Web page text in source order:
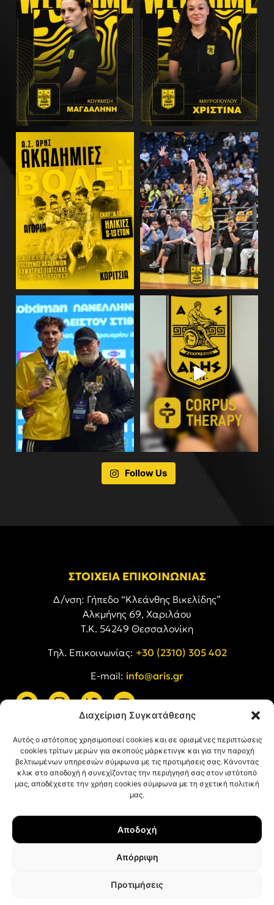
Διαχείριση Συγκατάθεσης
Αυτός ο ιστότοπος χρησιμοποιεί cookies και σε ορισμένες περιπτώσεις
cookies τρίτων μερών για σκοπούς μάρκετινγκ και για την παροχή
βελτιωμένων υπηρεσιών σύμφωνα με τις προτιμήσεις σας. Κάνοντας
κλικ στο αποδοχή ή συνεχίζοντας την περιήγησή σας στον ιστότοπό
μας, αποδέχεστε την χρήση cookies σύμφωνα με τη σχετική πολιτική
μας.
Αποδοχή
Απόρριψη
Προτιμήσεις
Follow Us
ΣΤΟΙΧΕΙΑ ΕΠΙΚΟΙΝΩΝΙΑΣ
Δ/νση: Γήπεδο “Κλεάνθης Βικελίδης”
Αλκμήνης 69, Χαριλάου
Τ.Κ. 54249 Θεσσαλονίκη
Tηλ. Επικοινωνίας: +30 (2310) 305 402
E-mail: info@aris.gr
Όροι Χρήσης
Πολιτική Cookies
© ΑΡΗΣ Α.Σ. All rights reserved.